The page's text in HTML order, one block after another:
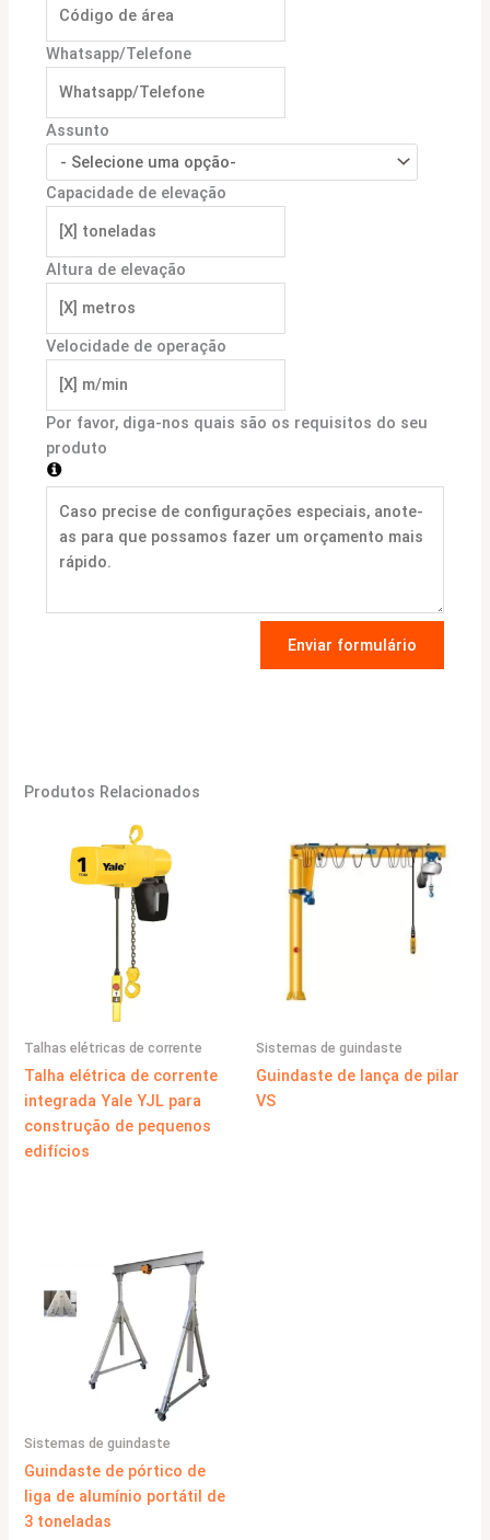
Whatsapp/Telefone
Assunto
Capacidade de elevação
Altura de elevação
Velocidade de operação
Por favor, diga-nos quais são os requisitos do seu
produto
Enviar formulário
Produtos Relacionados
Talhas elétricas de corrente
Talha elétrica de corrente
integrada Yale YJL para
construção de pequenos
edifícios
Sistemas de guindaste
Guindaste de lança de pilar
VS
Sistemas de guindaste
Guindaste de pórtico de
liga de alumínio portátil de
3 toneladas